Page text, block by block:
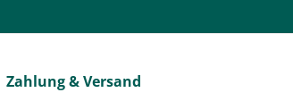
Zahlung & Versand